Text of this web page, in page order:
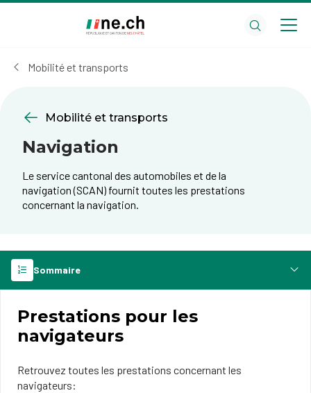
cookies
Mobilité et transports
Mobilité et transports
Navigation
Le service cantonal des automobiles et de la
navigation (SCAN) fournit toutes les prestations
concernant la navigation.
Sommaire
Prestations pour les
navigateurs
Retrouvez toutes les prestations concernant les
navigateurs: